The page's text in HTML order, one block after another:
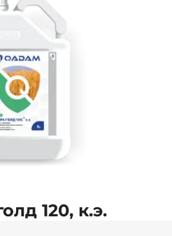
120, к.э.